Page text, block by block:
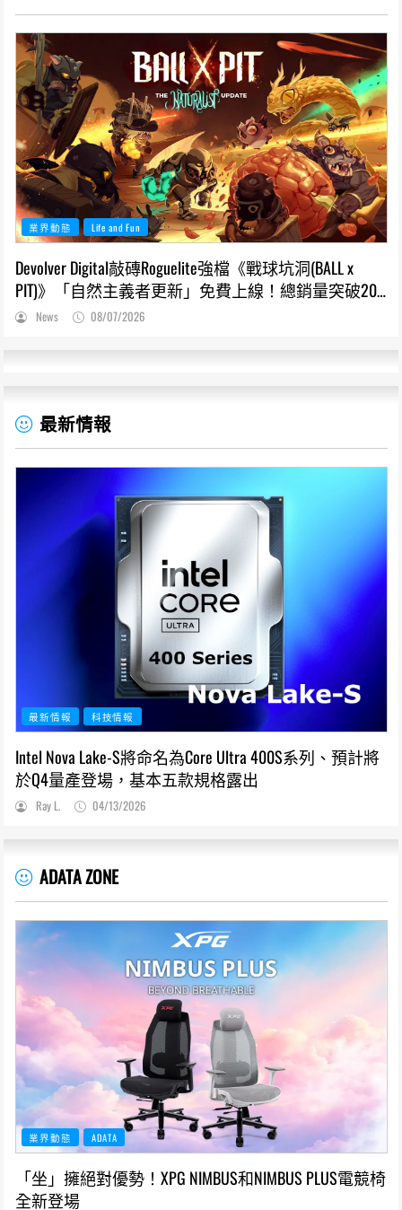
業界動態 Life and Fun
Devolver Digital敲磚Roguelite強檔《戰球坑洞(BALL x
PIT)》「自然主義者更新」免費上線！總銷量突破200
萬份，遊戲史低66折熱銷中
News 08/07/2026
最新情報
最新情報 科技情報
Intel Nova Lake-S將命名為Core Ultra 400S系列、預計將
於Q4量產登場，基本五款規格露出
Ray L. 04/13/2026
ADATA ZONE
業界動態 ADATA
「坐」擁絕對優勢！XPG NIMBUS和NIMBUS PLUS電競椅
全新登場